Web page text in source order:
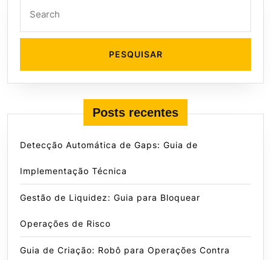
Posts recentes
Detecção Automática de Gaps: Guia de
Implementação Técnica
Gestão de Liquidez: Guia para Bloquear
Operações de Risco
Guia de Criação: Robô para Operações Contra